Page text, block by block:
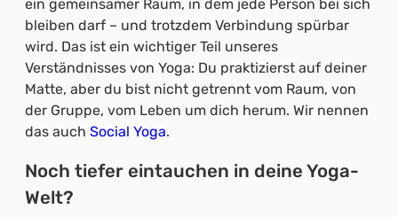
ein gemeinsamer Raum, in dem jede Person bei sich
bleiben darf – und trotzdem Verbindung spürbar
wird. Das ist ein wichtiger Teil unseres
Verständnisses von Yoga: Du praktizierst auf deiner
Matte, aber du bist nicht getrennt vom Raum, von
der Gruppe, vom Leben um dich herum. Wir nennen
das auch Social Yoga.
Noch tiefer eintauchen in deine Yoga-
Welt?